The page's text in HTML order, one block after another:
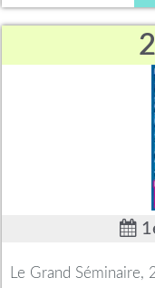
2
Le Grand